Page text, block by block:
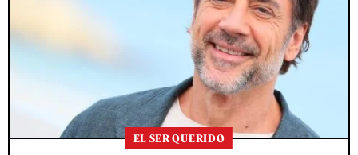
EL SER QUERIDO